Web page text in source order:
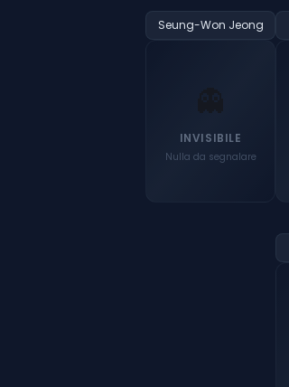
Seung-Won Jeong
INVISIBILE
Nulla da segnalare